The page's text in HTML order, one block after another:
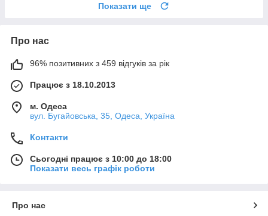
Показати ще
Про нас
96% позитивних з 459 відгуків за рік
Працює з 18.10.2013
м. Одеса
вул. Бугайовська, 35, Одеса, Україна
Контакти
Сьогодні працює з 10:00 до 18:00
Показати весь графік роботи
Про нас